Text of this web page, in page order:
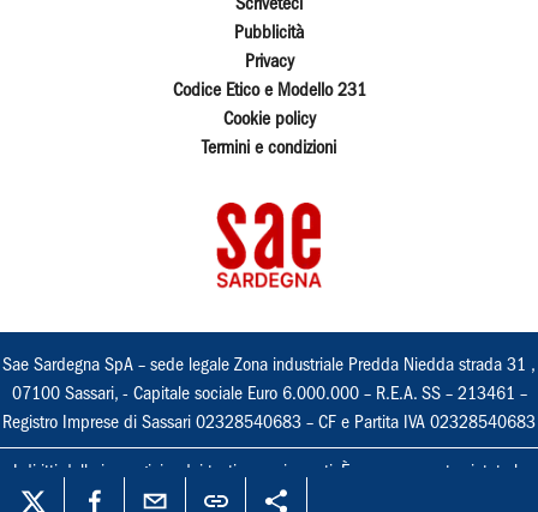
Scriveteci
Pubblicità
Privacy
Codice Etico e Modello 231
Cookie policy
Termini e condizioni
Sae Sardegna SpA – sede legale Zona industriale Predda Niedda strada 31 ,
07100 Sassari, - Capitale sociale Euro 6.000.000 – R.E.A. SS – 213461 –
Registro Imprese di Sassari 02328540683 – CF e Partita IVA 02328540683
I diritti delle immagini e dei testi sono riservati. È espressamente vietata la
loro riproduzione con qualsiasi mezzo e l'adattamento totale o parziale.